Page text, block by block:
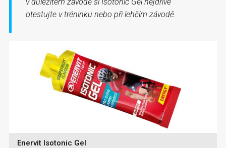
otestujte v tréninku nebo při lehčím závodě.
Enervit Isotonic Gel